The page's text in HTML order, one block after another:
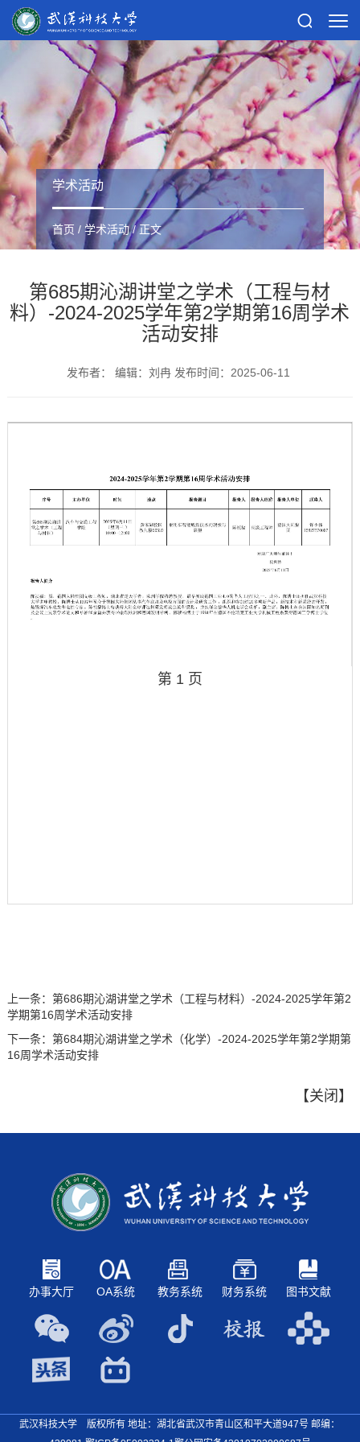
学术活动
首页 / 学术活动/ 正文
第685期沁湖讲堂之学术（工程与材
料）-2024-2025学年第2学期第16周学术
活动安排
发布者： 编辑：刘冉 发布时间：2025-06-11
第 1 页
上一条： 第686期沁湖讲堂之学术（工程与材料）-2024-2025学年第2
学期第16周学术活动安排
下一条： 第684期沁湖讲堂之学术（化学）-2024-2025学年第2学期第
16周学术活动安排
【关闭 】
办事大厅 OA系统 教务系统 财务系统 图书文献
武汉科技大学 版权所有 地址：湖北省武汉市青山区和平大道947号 邮编：